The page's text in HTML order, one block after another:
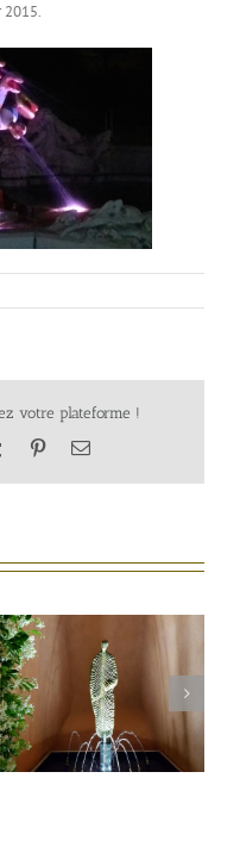
2015.
votre plateforme !
Tumblr PinterestEmail
Valenciennes –
Esplanade des rives